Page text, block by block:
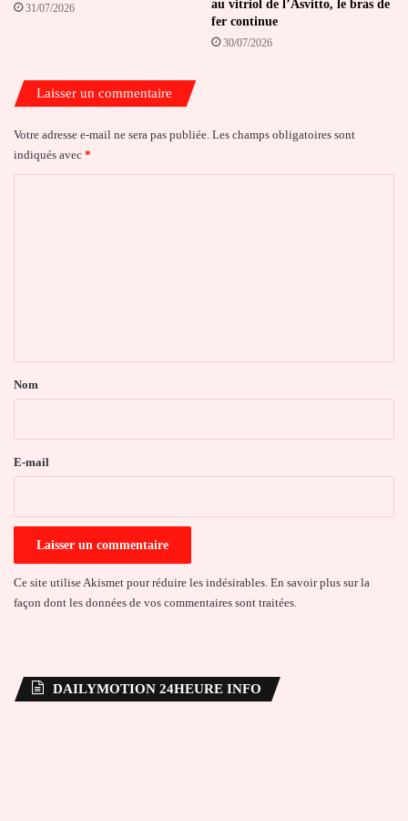
31/07/2026
au vitriol de l’Asvitto, le bras de
fer continue
30/07/2026
Laisser un commentaire
Votre adresse e-mail ne sera pas publiée. Les champs obligatoires sont
indiqués avec *
a
e
Nom
E-mail
Ce site utilise Akismet pour réduire les indésirables. En savoir plus sur la
façon dont les données de vos commentaires sont traitées
DAILYMOTION 24HEURE INFO